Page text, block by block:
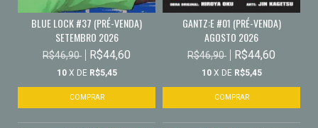
BLUE LOCK #37 (PRÉ-VENDA)
SETEMBRO 2026
R$46,90 R$44,60
10 X DE R$5,45
GANTZ:E #01 (PRÉ-VENDA)
AGOSTO 2026
R$46,90 R$44,60
10 X DE R$5,45